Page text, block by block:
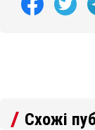
Схожі